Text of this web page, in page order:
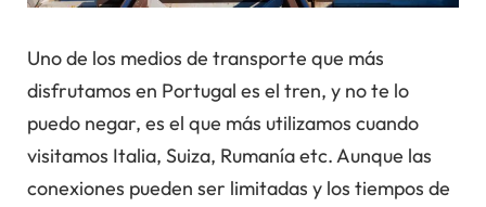
Uno de los medios de transporte que más
disfrutamos en Portugal es el tren, y no te lo
puedo negar, es el que más utilizamos cuando
visitamos Italia, Suiza, Rumanía etc. Aunque las
conexiones pueden ser limitadas y los tiempos de